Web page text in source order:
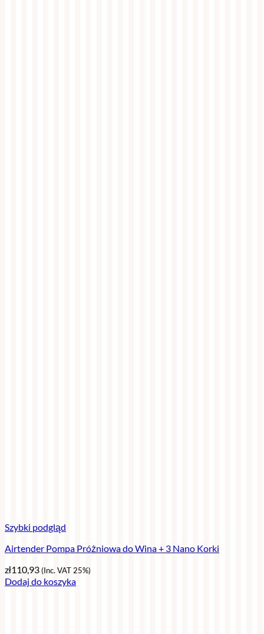
Szybki podgląd
Airtender Pompa Próżniowa do Wina + 3 Nano Korki
zł110,93(Inc. VAT 25%)
Dodaj do koszyka